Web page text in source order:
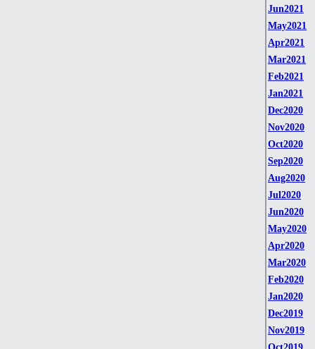
Jun2021
May2021
Apr2021
Mar2021
Feb2021
Jan2021
Dec2020
Nov2020
Oct2020
Sep2020
Aug2020
Jul2020
Jun2020
May2020
Apr2020
Mar2020
Feb2020
Jan2020
Dec2019
Nov2019